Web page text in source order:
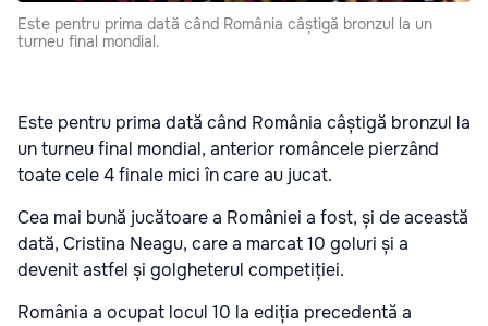
Este pentru prima dată când România câștigă bronzul la un
turneu final mondial.
Este pentru prima dată când România câștigă bronzul la
un turneu final mondial, anterior româncele pierzând
toate cele 4 finale mici în care au jucat.
Cea mai bună jucătoare a României a fost, și de această
dată, Cristina Neagu, care a marcat 10 goluri și a
devenit astfel și golgheterul competiției.
România a ocupat locul 10 la ediția precedentă a